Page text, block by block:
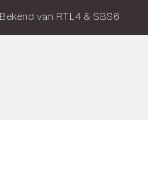
Bekend van RTL4 & SBS6